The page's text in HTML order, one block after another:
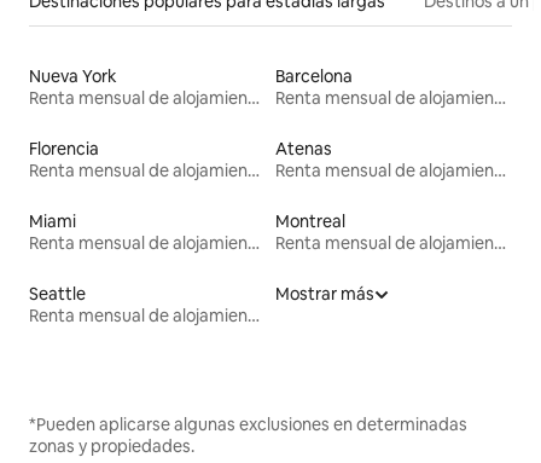
Nueva York
Renta mensual de alojamientos
Barcelona
Renta mensual de alojamientos
Florencia
Renta mensual de alojamientos
Atenas
Renta mensual de alojamientos
Miami
Renta mensual de alojamientos
Montreal
Renta mensual de alojamientos
Seattle
Renta mensual de alojamientos
Mostrar más
*Pueden aplicarse algunas exclusiones en determinadas
zonas y propiedades.